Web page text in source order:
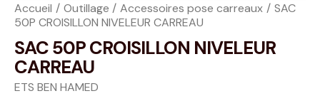
Accueil Outillage Accessoires pose carreaux
SAC
50P CROISILLON NIVELEUR CARREAU
SAC 50P CROISILLON NIVELEUR
CARREAU
ETS BEN HAMED